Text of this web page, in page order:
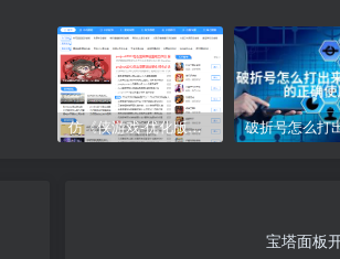
仿《侠游戏-优化版》源码 游戏软件下载网站模板 帝国cms+采集
宝塔面板